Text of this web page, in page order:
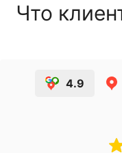
Что
4.9